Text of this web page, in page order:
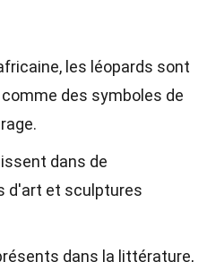
les léopards sont
des symboles de
dans de
d'art et sculptures
dans la littérature,